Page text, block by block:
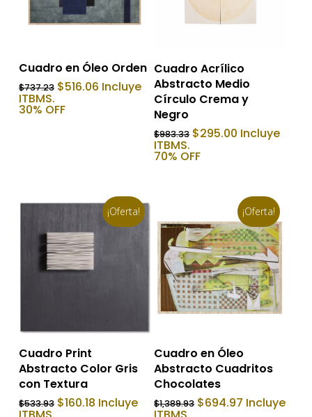
Añadir Al Carrito
Cuadro en Óleo Orden
$737.23 El
original
$516.06El
precio
Incluye
ITBMS.
30% OFF
Añadir Al Carrito
Cuadro Acrílico
Abstracto Medio
Círculo Crema y
Negro
$983.33 El
original
$295.00 El
precio
Incluye
ITBMS.
70% OFF
¡Oferta!
Añadir Al Carrito
Cuadro Print
Abstracto Color Gris
con Textura
$533.93 El
$160.18El
precio
Incluye
¡Oferta!
Añadir Al Carrito
Cuadro en Óleo
Abstracto Cuadritos
Chocolates
$1,389.93 El
$694.97 El
precio
Incluye